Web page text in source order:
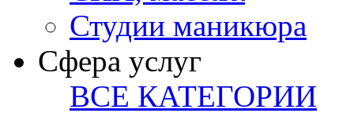
Студии маникюра
Сфера услуг
ВСЕ КАТЕГОРИИ